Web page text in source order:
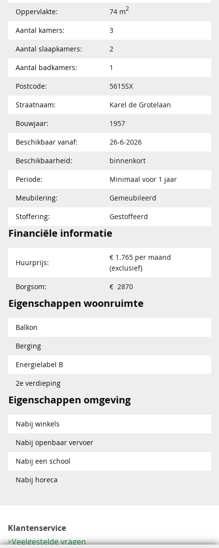
Oppervlakte:
74 m2
Aantal kamers:
3
Aantal slaapkamers:
2
Aantal badkamers:
1
Postcode:
5615SX
Straatnaam:
Karel de Grotelaan
Bouwjaar:
1957
Beschikbaar vanaf:
26-6-2026
Beschikbaarheid:
binnenkort
Periode:
Minimaal voor 1 jaar
Meubilering:
Gemeubileerd
Stoffering:
Gestoffeerd
Financiële informatie
Huurprijs:
€ 1.765 per maand
(exclusief)
Borgsom:
€ 2870
Eigenschappen woonruimte
Balkon
Berging
Energielabel B
2e verdieping
Eigenschappen omgeving
Nabij winkels
Nabij openbaar vervoer
Nabij een school
Nabij horeca
Klantenservice
Veelgestelde vragen